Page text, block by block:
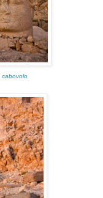
cabovolo